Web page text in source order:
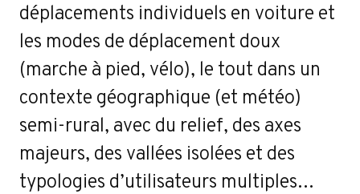
déplacements individuels en voiture et
les modes de déplacement doux
(marche à pied, vélo), le tout dans un
contexte géographique (et météo)
semi-rural, avec du relief, des axes
majeurs, des vallées isolées et des
typologies d’utilisateurs multiples…